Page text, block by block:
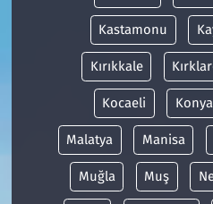
Kastamonu
Kırıkkale
Kocaeli Konya
Malatya Manisa
Muğla Muş